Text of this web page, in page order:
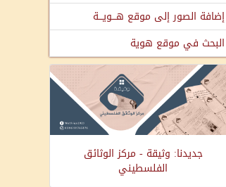
إضافة الصور إلى موقع هـــويـــة
البحث في موقع هوية
جديدنا: وثيقة - مركز الوثائق
الفلسطيني